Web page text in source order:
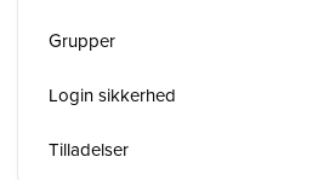
Grupper
Login sikkerhed
Tilladelser